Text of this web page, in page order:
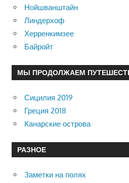
Нойшванштайн
Линдерхоф
Херренкимзее
Байройт
МЫ ПРОДОЛЖАЕМ
Сицилия 2019
Греция 2018
Канарские острова
РАЗНОЕ
Заметки на полях